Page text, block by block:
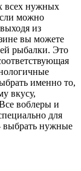
всех нужных
можно
из
вы можете
рыбалки. Это
именно то,
вкусу,
воблеры и
для
выбрать нужные